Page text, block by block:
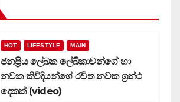
HOT LIFESTYLE MAIN
ජනප්‍රිය ලේඛක ලේඛිකාවන්ගේ හා
නවක කිවිදියන්ගේ රචිත නවක ග්‍රන්ථ
දෙකක් (video)